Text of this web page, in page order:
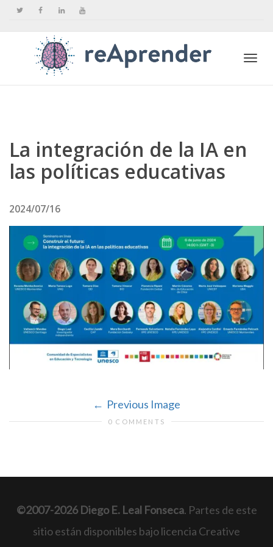
La integración de la IA en
las políticas educativas
2024/07/16
Previous Image
0 COMMENTS
©2007-2026 Diego E. Leal Fonseca. Partes de este
sitio están disponibles bajo licencia Creative